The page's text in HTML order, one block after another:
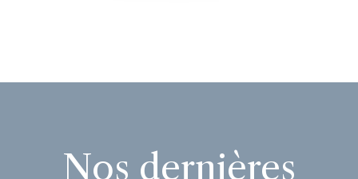
Nos dernières